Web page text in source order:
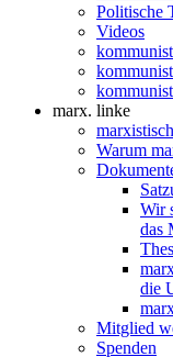
Politische
Videos
marx. linke
Warum
Wir
das
die
Mitglied
Spenden